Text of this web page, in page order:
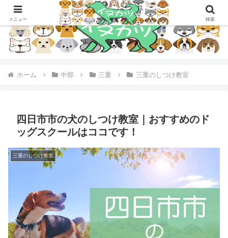
ホーム 中部 三重 三重のしつけ教室
四日市市の犬のしつけ教室｜おすすめのド
ッグスクールはココです！
三重のしつけ教室
メニュー 検索